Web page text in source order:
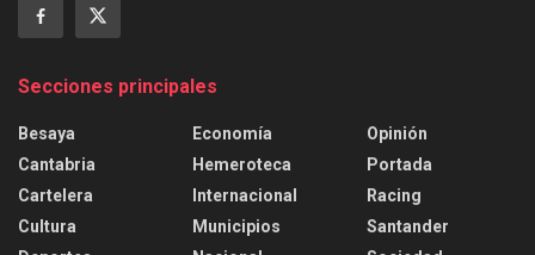
Secciones principales
Besaya
Cantabria
Cartelera
Cultura
Economía
Hemeroteca
Internacional
Municipios
Opinión
Portada
Racing
Santander